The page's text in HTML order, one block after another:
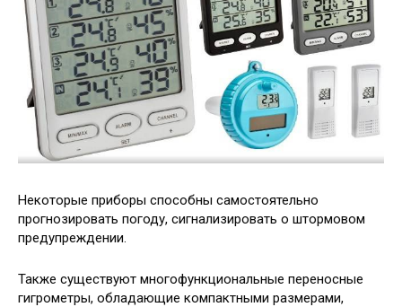
Некоторые приборы способны самостоятельно
прогнозировать погоду, сигнализировать о штормовом
предупреждении.
Также существуют многофункциональные переносные
гигрометры, обладающие компактными размерами,